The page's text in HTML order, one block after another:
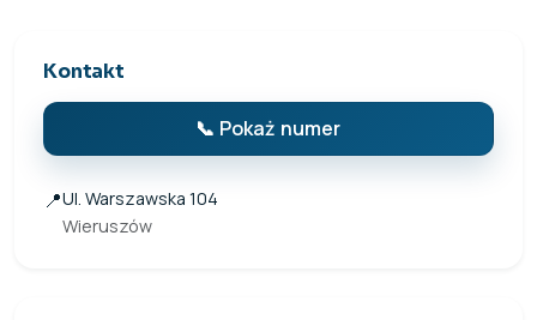
Kontakt
📞 Pokaż numer
📍Ul. Warszawska 104
Wieruszów